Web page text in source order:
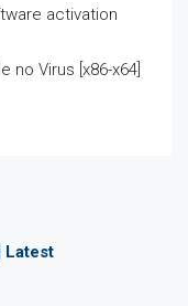
activation
no Virus [x86-x64]
Latest